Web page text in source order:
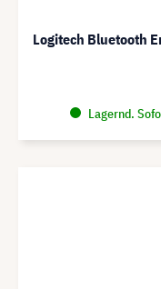
Logitech Bluetooth
Lagernd.